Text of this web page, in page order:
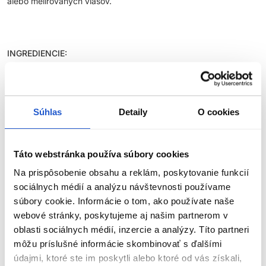
Súhlas Detaily O cookies
Táto webstránka používa súbory cookies
Na prispôsobenie obsahu a reklám, poskytovanie funkcií
sociálnych médií a analýzu návštevnosti používame
súbory cookie. Informácie o tom, ako používate naše
webové stránky, poskytujeme aj našim partnerom v
oblasti sociálnych médií, inzercie a analýzy. Títo partneri
môžu príslušné informácie skombinovať s ďalšími
údajmi, ktoré ste im poskytli alebo ktoré od vás získali,
INGREDIENCIE:
- Prírodný proteín, vynikajúci na udržanie a
Keratín- Vytvára väzby vo vlasovom vlákne a pomáha opraviť
Sacharidový Izomerát
- Prírodný zvlhčovač, cukor, ktorý
zaisťuje okamžitú a hĺbkovú hydratáciu. Hydratácia eliminuje
elektrizovanie a zvýrazňuje žiarivosť farby.
Glycerín- Zvlhčujúca a obnovujúca zložka, ktorá sa nachádza
prirodzene v našom tele, pomáha obnoviť prirodzenú rovnováhu
a hydratáciu.
ZOBRAZIŤ VIAC